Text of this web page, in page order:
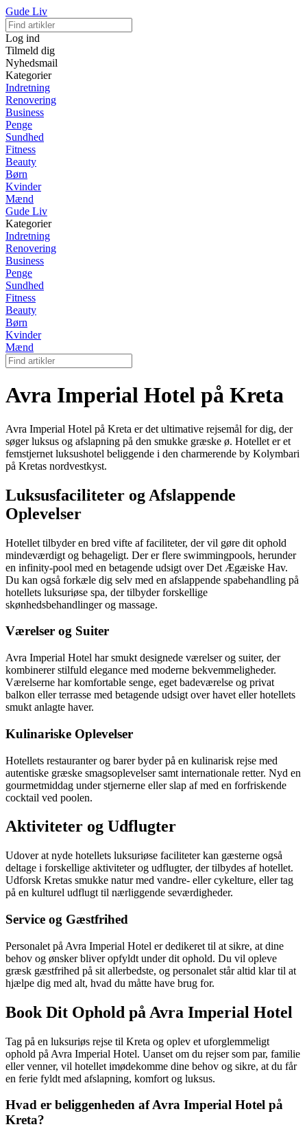
Gude Liv
Log ind
Tilmeld dig
Nyhedsmail
Kategorier
Indretning
Renovering
Business
Penge
Sundhed
Fitness
Beauty
Børn
Kvinder
Mænd
Gude Liv
Kategorier
Indretning
Renovering
Business
Penge
Sundhed
Fitness
Beauty
Børn
Kvinder
Mænd
Avra Imperial Hotel på Kreta
Avra Imperial Hotel på Kreta er det ultimative rejsemål for dig, der
søger luksus og afslapning på den smukke græske ø. Hotellet er et
femstjernet luksushotel beliggende i den charmerende by Kolymbari
på Kretas nordvestkyst.
Luksusfaciliteter og Afslappende
Oplevelser
Hotellet tilbyder en bred vifte af faciliteter, der vil gøre dit ophold
mindeværdigt og behageligt. Der er flere swimmingpools, herunder
en infinity-pool med en betagende udsigt over Det Ægæiske Hav.
Du kan også forkæle dig selv med en afslappende spabehandling på
hotellets luksuriøse spa, der tilbyder forskellige
skønhedsbehandlinger og massage.
Værelser og Suiter
Avra Imperial Hotel har smukt designede værelser og suiter, der
kombinerer stilfuld elegance med moderne bekvemmeligheder.
Værelserne har komfortable senge, eget badeværelse og privat
balkon eller terrasse med betagende udsigt over havet eller hotellets
smukt anlagte haver.
Kulinariske Oplevelser
Hotellets restauranter og barer byder på en kulinarisk rejse med
autentiske græske smagsoplevelser samt internationale retter. Nyd en
gourmetmiddag under stjernerne eller slap af med en forfriskende
cocktail ved poolen.
Aktiviteter og Udflugter
Udover at nyde hotellets luksuriøse faciliteter kan gæsterne også
deltage i forskellige aktiviteter og udflugter, der tilbydes af hotellet.
Udforsk Kretas smukke natur med vandre- eller cykelture, eller tag
på en kulturel udflugt til nærliggende seværdigheder.
Service og Gæstfrihed
Personalet på Avra Imperial Hotel er dedikeret til at sikre, at dine
behov og ønsker bliver opfyldt under dit ophold. Du vil opleve
græsk gæstfrihed på sit allerbedste, og personalet står altid klar til at
hjælpe dig med alt, hvad du måtte have brug for.
Book Dit Ophold på Avra Imperial Hotel
Tag på en luksuriøs rejse til Kreta og oplev et uforglemmeligt
ophold på Avra Imperial Hotel. Uanset om du rejser som par, familie
eller venner, vil hotellet imødekomme dine behov og sikre, at du får
en ferie fyldt med afslapning, komfort og luksus.
Hvad er beliggenheden af Avra Imperial Hotel på
Kreta?